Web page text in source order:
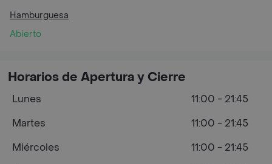
Hamburguesa
Abierto
Horarios de Apertura y Cierre
Lunes
11:00 - 21:45
Martes
11:00 - 21:45
Miércoles
11:00 - 21:45